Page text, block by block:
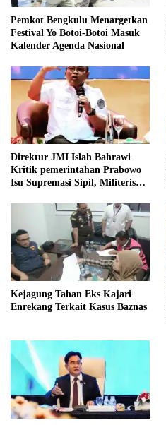
Pemkot Bengkulu Menargetkan
Festival Yo Botoi-Botoi Masuk
Kalender Agenda Nasional
Direktur JMI Islah Bahrawi
Kritik pemerintahan Prabowo
Isu Supremasi Sipil, Militerisasi,
Kejagung Tahan Eks Kajari
Enrekang Terkait Kasus Baznas